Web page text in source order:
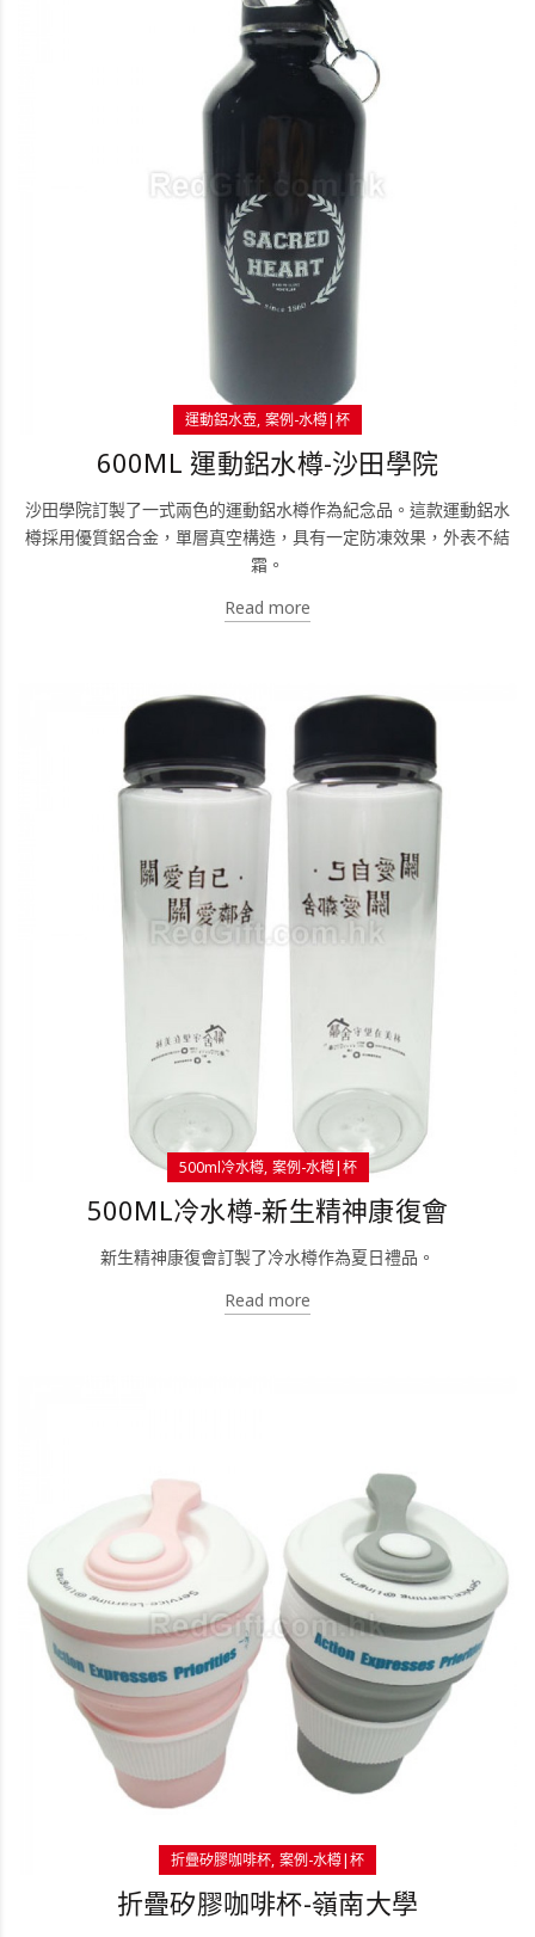
運動鋁水壺 案例-水樽|杯
600ML 運動鋁水樽-沙田學院
沙田學院訂製了一式兩色的運動鋁水樽作為紀念品。這款運動鋁水
樽採用優質鋁合金，單層真空構造，具有一定防凍效果，外表不結
霜。
Read more
500ml冷水樽 案例-水樽|杯
500ML冷水樽-新生精神康復會
新生精神康復會訂製了冷水樽作為夏日禮品。
Read more
折疊矽膠咖啡杯 案例-水樽|杯
折疊矽膠咖啡杯-嶺南大學